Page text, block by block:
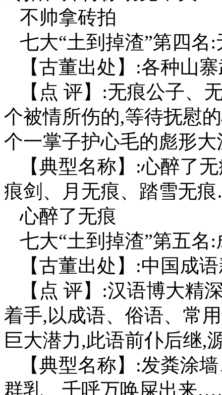
不帅拿砖拍
七大“土到掉渣”第四名
【古董出处】:各种山
【点 评】:无痕公子、
个被情所伤的,等待抚慰
个一掌子护心毛的彪形
【典型名称】:心醉了
痕剑、月无痕、踏雪无
心醉了无痕
七大“土到掉渣”第五名
【古董出处】:中国成
【点 评】:汉语博大精
着手,以成语、俗语、常
巨大潜力,此语前仆后继,
【典型名称】:发粪涂
群乳、千呼万唤屎出来